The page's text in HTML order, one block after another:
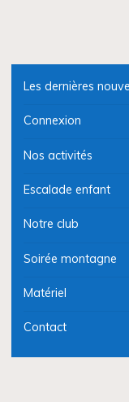
Les dernières
Connexion
Nos activités
Escalade enfant
Notre club
Soirée montagne
Matériel
Contact